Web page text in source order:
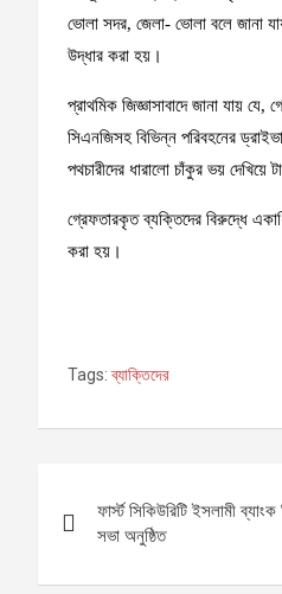
ভোলা সদর, জেলা- ভোলা বলে জানা
উদ্ধার করা হয়।
প্রাথমিক জিজ্ঞাসাবাদে জানা যায়
সিএনজিসহ বিভিন্ন পরিবহনের
পথচারীদের ধারালো চাঁকুর ভয়
গ্রেফতারকৃত ব্যক্তিদের বিরুদ্ধে
করা হয়।
Tags: ব্যাক্তিদের
navigation
ফার্স্ট সিকিউরিটি ইসলামী
সভা অনুষ্ঠিত